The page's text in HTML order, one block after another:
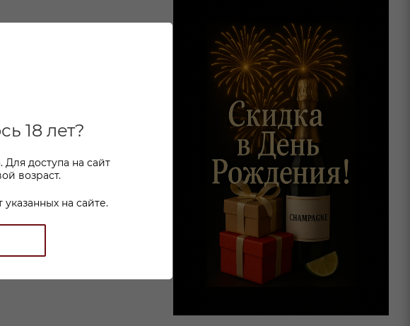
18 лет?
доступа на сайт
возраст.
на сайте.
ягод, легкие
кислотностью.